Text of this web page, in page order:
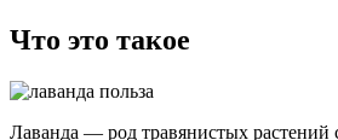
Что это такое
Лаванда — род травянистых растений